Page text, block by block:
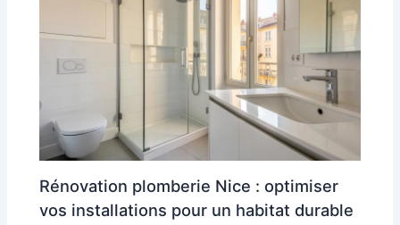
Rénovation plomberie Nice : optimiser
vos installations pour un habitat durable